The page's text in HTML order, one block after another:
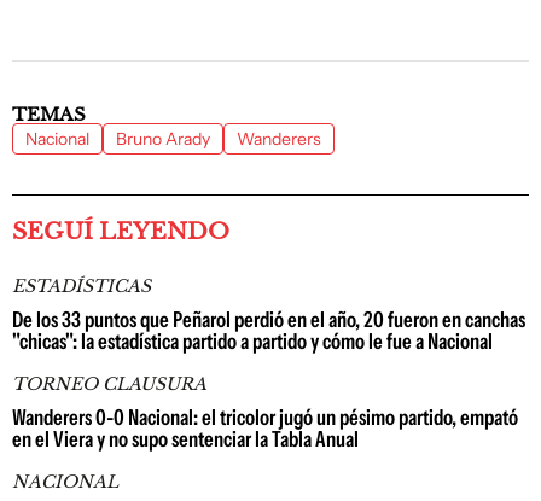
TEMAS
Nacional Bruno Arady Wanderers
SEGUÍ LEYENDO
ESTADÍSTICAS
De los 33 puntos que Peñarol perdió en el año, 20 fueron en canchas
"chicas": la estadística partido a partido y cómo le fue a Nacional
TORNEO CLAUSURA
Wanderers 0-0 Nacional: el tricolor jugó un pésimo partido, empató
en el Viera y no supo sentenciar la Tabla Anual
NACIONAL